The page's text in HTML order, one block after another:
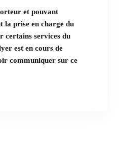
et pouvant
la prise en charge du
certains services du
est en cours de
communiquer sur ce